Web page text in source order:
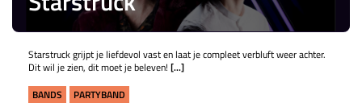
Starstruck grijpt je liefdevol vast en laat je compleet verbluft weer achter.
Dit wil je zien, dit moet je beleven! [...]
BANDS
PARTYBAND